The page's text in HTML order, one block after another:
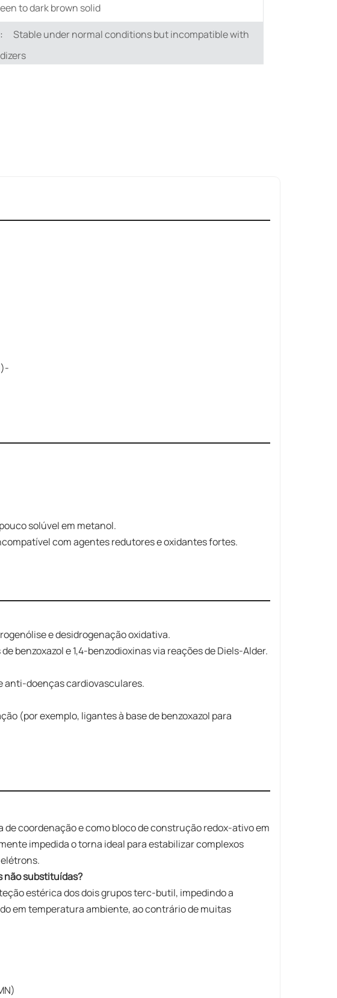
to dark brown solid
Stable under normal conditions but incompatible with
solúvel em metanol.
com agentes redutores e oxidantes fortes.
e desidrogenação oxidativa.
benzoxazol e 1,4-benzodioxinas via reações de Diels-Alder.
anti-doenças cardiovasculares.
(por exemplo, ligantes à base de benzoxazol para
coordenação e como bloco de construção redox-ativo em
impedida o torna ideal para estabilizar complexos
não substituídas?
estérica dos dois grupos terc-butil, impedindo a
em temperatura ambiente, ao contrário de muitas